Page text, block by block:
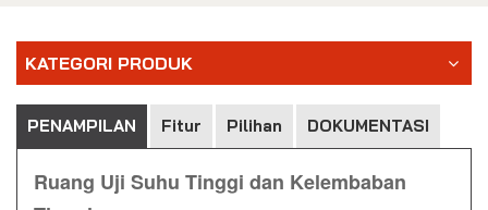
KATEGORI PRODUK
PENAMPILAN Fitur Pilihan DOKUMENTASI
Ruang Uji Suhu Tinggi dan Kelembaban